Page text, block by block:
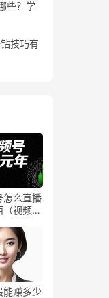
些？学
技巧有
怎么直播
视频号
能赚多少